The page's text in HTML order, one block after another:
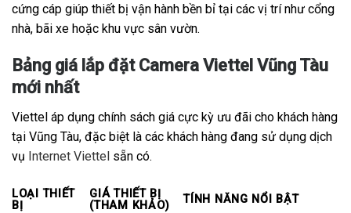
cứng cáp giúp thiết bị vận hành bền bỉ tại các vị trí như cổng
nhà, bãi xe hoặc khu vực sân vườn.
Bảng giá lắp đặt Camera Viettel Vũng Tàu
mới nhất
Viettel áp dụng chính sách giá cực kỳ ưu đãi cho khách hàng
tại Vũng Tàu, đặc biệt là các khách hàng đang sử dụng dịch
vụ Internet Viettel sẵn có.
LOẠI THIẾT
BỊ
GIÁ THIẾT BỊ
(THAM KHẢO)
TÍNH NĂNG NỔI BẬT